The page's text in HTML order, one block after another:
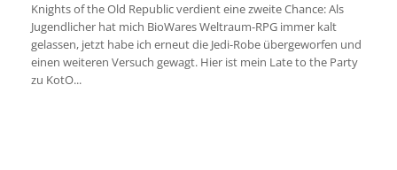
Knights of the Old Republic verdient eine zweite Chance: Als
Jugendlicher hat mich BioWares Weltraum-RPG immer kalt
gelassen, jetzt habe ich erneut die Jedi-Robe übergeworfen und
einen weiteren Versuch gewagt. Hier ist mein Late to the Party
zu KotO...